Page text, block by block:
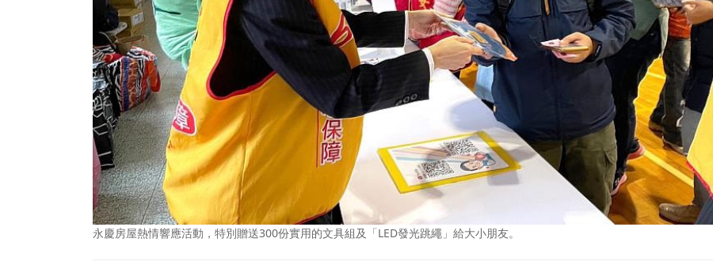
永慶房屋熱情響應活動，特別贈送300份實用的文具組及「LED發光跳繩」給大小朋友。